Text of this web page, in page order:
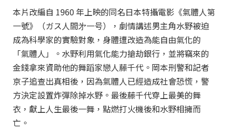
本片改編自 1960 年上映的同名日本特攝電影《氣體人第
一號》（ガス人間㐧一号），劇情講述男主角水野被迫
成為科學家的實驗對象，身體遭改造為能自由氣化的
「氣體人」。水野利用氣化能力搶劫銀行，並將竊來的
金錢拿來資助他的舞蹈家戀人藤千代。岡本刑警和記者
京子追查出真相後，因為氣體人已經造成社會恐慌，警
方決定設置炸彈除掉水野。最後藤千代穿上最美的舞
衣，獻上人生最後一舞，點燃打火機後和水野相擁而
亡。